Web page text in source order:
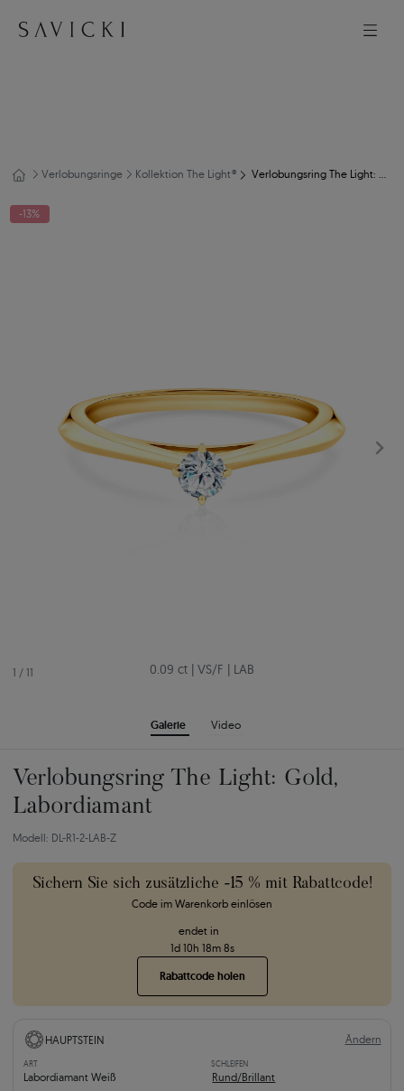
Verlobungsringe Kollektion The Light® Verlobungsring The Light: Gold, Labordiamant
1 / 11
Galerie Video
-13%
0.09 ct | VS/F | LAB
Verlobungsring The Light: Gold,
Labordiamant
Modell: DL-R1-2-LAB-Z
Sichern Sie sich zusätzliche -15 % mit Rabattcode!
Code im Warenkorb einlösen
endet in
1d 10h 18m 7s
Rabattcode holen
HAUPTSTEIN Ändern
ART
Labordiamant Weiß
SCHLEIFEN
Rund/Brillant